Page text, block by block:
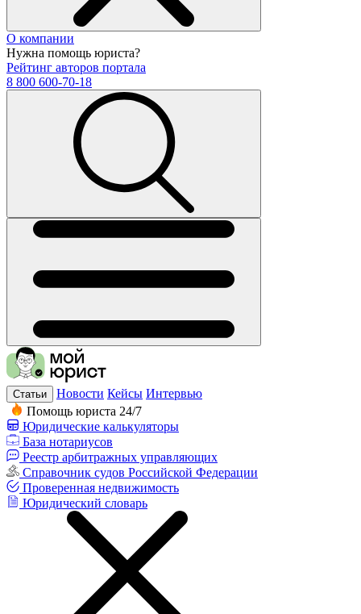
О компании
Нужна помощь юриста?
Рейтинг авторов портала
8 800 600-70-18
Статьи Новости Кейсы Интервью
Помощь юриста 24/7
Юридические калькуляторы
База нотариусов
Реестр арбитражных управляющих
Справочник судов Российской Федерации
Проверенная недвижимость
Юридический словарь